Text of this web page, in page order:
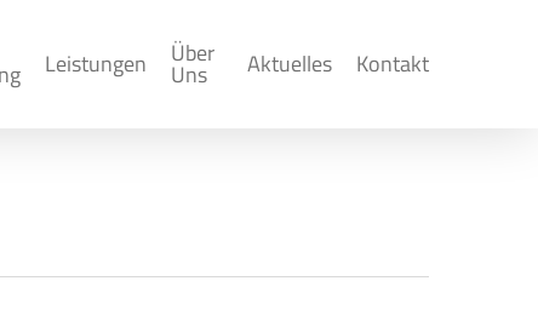
Leistungen Über
Uns Aktuelles Kontakt